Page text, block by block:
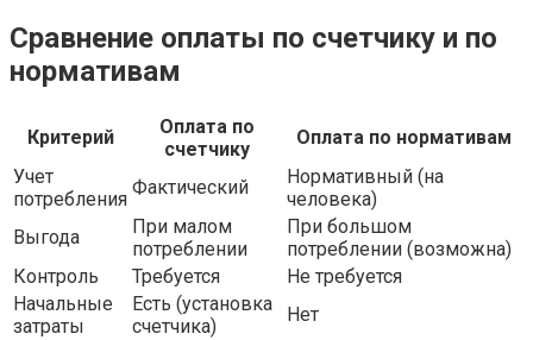
Сравнение оплаты по счетчику и по
нормативам
Критерий
Оплата по
счетчику
Оплата по нормативам
Учет
потребления
Фактический
Нормативный (на
человека)
Выгода
При малом
потреблении
При большом
потреблении (возможна)
Контроль
Требуется
Не требуется
Начальные
затраты
Есть (установка
счетчика)
Нет